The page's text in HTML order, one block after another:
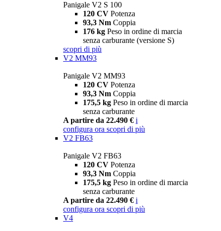
Panigale V2 S 100
120 CV Potenza
93,3 Nm Coppia
176 kg Peso in ordine di marcia
senza carburante (versione S)
scopri di più
V2 MM93
Panigale V2 MM93
120 CV Potenza
93,3 Nm Coppia
175,5 kg Peso in ordine di marcia
senza carburante
A partire da 22.490 € i
configura ora scopri di più
V2 FB63
Panigale V2 FB63
120 CV Potenza
93,3 Nm Coppia
175,5 kg Peso in ordine di marcia
senza carburante
A partire da 22.490 € i
configura ora scopri di più
V4